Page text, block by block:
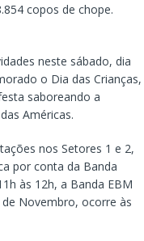
copos de chope.
neste sábado, dia
o Dia das Crianças,
saboreando a
Américas.
nos Setores 1 e 2,
por conta da Banda
às 12h, a Banda EBM
de Novembro, ocorre às